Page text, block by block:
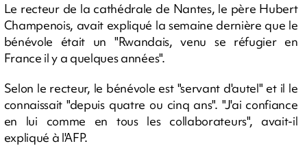
Le recteur de la cathédrale de Nantes, le père Hubert
Champenois, avait expliqué la semaine dernière que le
bénévole était un "Rwandais, venu se réfugier en
France il y a quelques années".
Selon le recteur, le bénévole est "servant d'autel" et il le
connaissait "depuis quatre ou cinq ans". "J'ai confiance
en lui comme en tous les collaborateurs", avait-il
expliqué à l'AFP.